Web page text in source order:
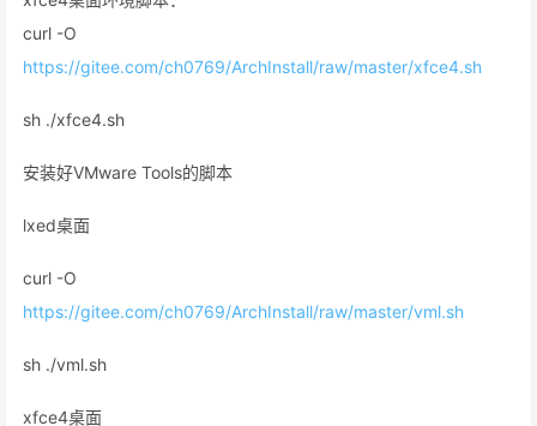
curl -O
https://gitee.com/ch0769/ArchInstall/raw/master/xfce4.sh
sh ./xfce4.sh
安装好VMware Tools的脚本
lxed桌面
curl -O
https://gitee.com/ch0769/ArchInstall/raw/master/vml.sh
sh ./vml.sh
xfce4桌面